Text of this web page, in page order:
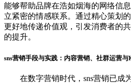
能够帮助品牌在浩如烟海的网络信
立紧密的情感联系。通过精心策划
更好地传递价值观，引发消费者的
的提升。
sns营销手段与实践：内容营销、社群运营
在数字营销时代，sns营销已成为